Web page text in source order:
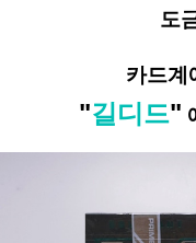
도
카드계
"길디드"